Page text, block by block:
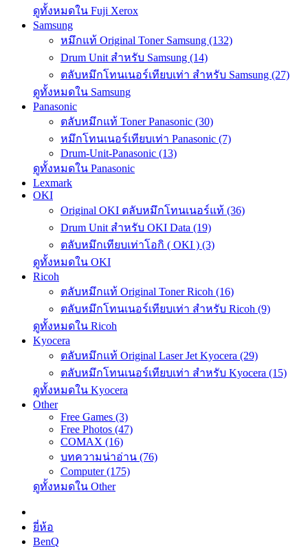
ดูทั้งหมดใน Fuji Xerox
Samsung
หมึกแท้ Original Toner Samsung (132)
Drum Unit สำหรับ Samsung (14)
ตลับหมึกโทนเนอร์เทียบเท่า สำหรับ Samsung (27)
ดูทั้งหมดใน Samsung
Panasonic
ตลับหมึกแท้ Toner Panasonic (30)
หมึกโทนเนอร์เทียบเท่า Panasonic (7)
Drum-Unit-Panasonic (13)
ดูทั้งหมดใน Panasonic
Lexmark
OKI
Original OKI ตลับหมึกโทนเนอร์แท้ (36)
Drum Unit สำหรับ OKI Data (19)
ตลับหมึกเทียบเท่าโอกิ ( OKI ) (3)
ดูทั้งหมดใน OKI
Ricoh
ตลับหมึกแท้ Original Toner Ricoh (16)
ตลับหมึกโทนเนอร์เทียบเท่า สำหรับ Ricoh (9)
ดูทั้งหมดใน Ricoh
Kyocera
ตลับหมึกแท้ Original Laser Jet Kyocera (29)
ตลับหมึกโทนเนอร์เทียบเท่า สำหรับ Kyocera (15)
ดูทั้งหมดใน Kyocera
Other
Free Games (3)
Free Photos (47)
COMAX (16)
บทความน่าอ่าน (76)
Computer (175)
ดูทั้งหมดใน Other
ยี่ห้อ
BenQ